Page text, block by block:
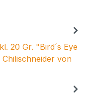
20 Gr. "Bird´s Eye
von